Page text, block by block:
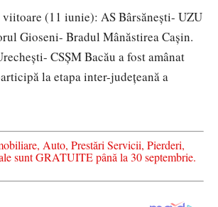
(11 iunie): AS Bârsănești- UZU
Gioseni- Bradul Mânăstirea Cașin.
CSȘM Bacău a fost amânat
la etapa inter-județeană a
Auto, Prestări Servicii, Pierderi,
sunt GRATUITE până la 30 septembrie.